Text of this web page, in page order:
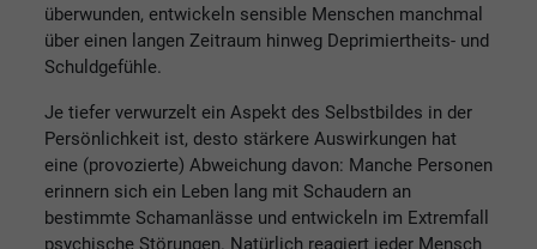
überwunden, entwickeln sensible Menschen manchmal
über einen langen Zeitraum hinweg Deprimiertheits- und
Schuldgefühle.
Je tiefer verwurzelt ein Aspekt des Selbstbildes in der
Persönlichkeit ist, desto stärkere Auswirkungen hat
eine (provozierte) Abweichung davon: Manche Personen
erinnern sich ein Leben lang mit Schaudern an
bestimmte Schamanlässe und entwickeln im Extremfall
psychische Störungen. Natürlich reagiert jeder Mensch